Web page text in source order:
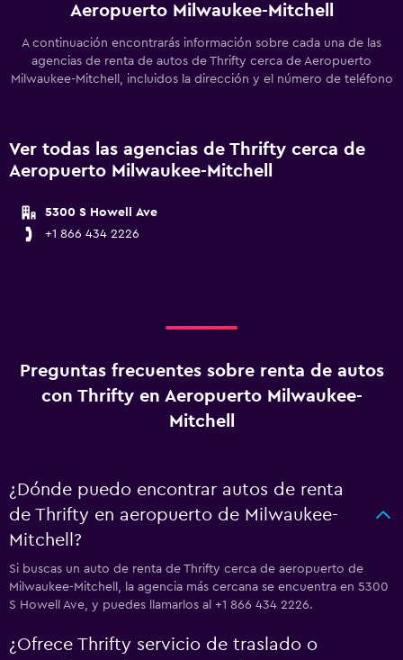
Aeropuerto Milwaukee-Mitchell
A continuación encontrarás información sobre cada una de las
agencias de renta de autos de Thrifty cerca de Aeropuerto
Milwaukee-Mitchell, incluidos la dirección y el número de teléfono
Ver todas las agencias de Thrifty cerca de
Aeropuerto Milwaukee-Mitchell
5300 S Howell Ave
+1 866 434 2226
Preguntas frecuentes sobre renta de autos
con Thrifty en Aeropuerto Milwaukee-
Mitchell
¿Dónde puedo encontrar autos de renta
de Thrifty en aeropuerto de Milwaukee-
Mitchell?
Si buscas un auto de renta de Thrifty cerca de aeropuerto de
Milwaukee-Mitchell, la agencia más cercana se encuentra en 5300
S Howell Ave, y puedes llamarlos al +1 866 434 2226.
¿Ofrece Thrifty servicio de traslado o